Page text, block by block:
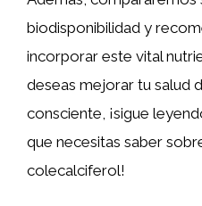
biodisponibilidad y
incorporar este vital
deseas mejorar tu salud
consciente, ¡sigue
que necesitas saber
colecalciferol!